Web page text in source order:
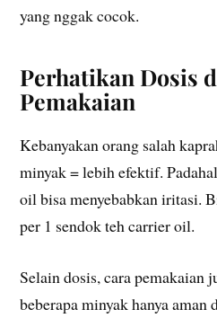
yang nggak cocok.
Perhatikan Dosis
Pemakaian
Kebanyakan orang salah
minyak = lebih efektif.
oil bisa menyebabkan iritasi.
per 1 sendok teh carrier oil.
Selain dosis, cara pemakaian
beberapa minyak hanya